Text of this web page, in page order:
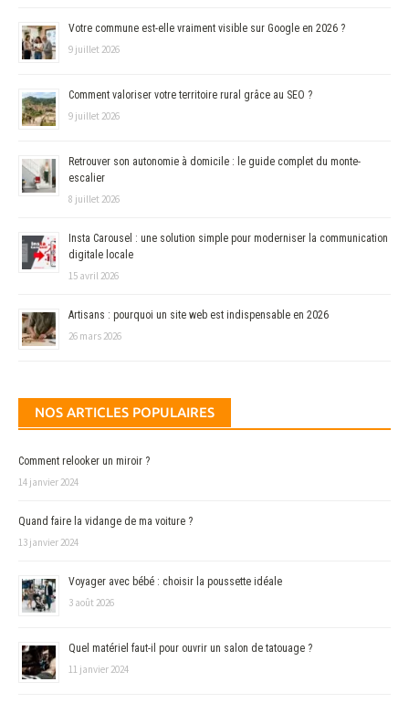
Votre commune est-elle vraiment visible sur Google en 2026 ?
9 juillet 2026
Comment valoriser votre territoire rural grâce au SEO ?
9 juillet 2026
Retrouver son autonomie à domicile : le guide complet du monte-
escalier
8 juillet 2026
Insta Carousel : une solution simple pour moderniser la communication
digitale locale
15 avril 2026
Artisans : pourquoi un site web est indispensable en 2026
26 mars 2026
NOS ARTICLES POPULAIRES
Comment relooker un miroir ?
14 janvier 2024
Quand faire la vidange de ma voiture ?
13 janvier 2024
Voyager avec bébé : choisir la poussette idéale
3 août 2026
Quel matériel faut-il pour ouvrir un salon de tatouage ?
11 janvier 2024